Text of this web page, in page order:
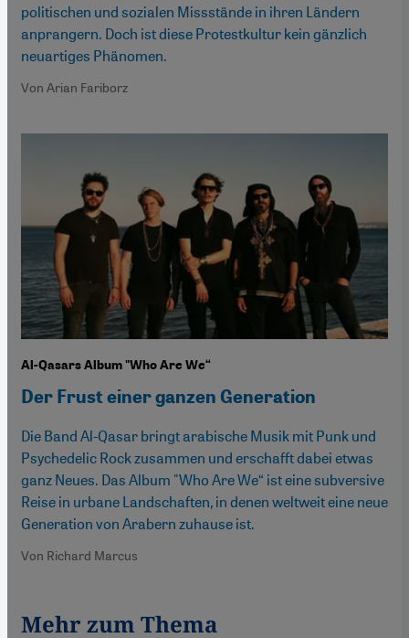
politischen und sozialen Missstände in ihren Ländern
anprangern. Doch ist diese Protestkultur kein gänzlich
neuartiges Phänomen.
Von Arian Fariborz
Al-Qasars Album "Who Are We“
Der Frust einer ganzen Generation
Die Band Al-Qasar bringt arabische Musik mit Punk und
Psychedelic Rock zusammen und erschafft dabei etwas
ganz Neues. Das Album "Who Are We“ ist eine subversive
Reise in urbane Landschaften, in denen weltweit eine neue
Generation von Arabern zuhause ist.
Von Richard Marcus
Mehr zum Thema